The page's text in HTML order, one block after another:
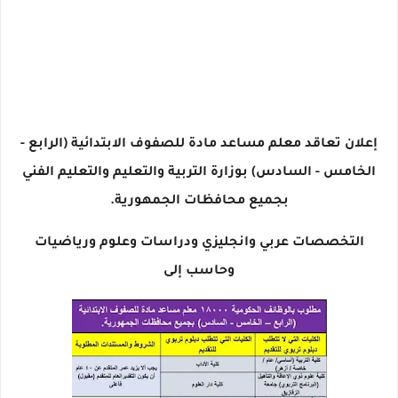
إعلان تعاقد معلم مساعد مادة للصفوف الابتدائية (الرابع -
الخامس - السادس) بوزارة التربية والتعليم والتعليم الفني
بجميع محافظات الجمهورية.
التخصصات عربي وانجليزي ودراسات وعلوم ورياضيات
وحاسب إلى